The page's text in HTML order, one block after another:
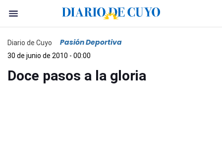
Diario de Cuyo Pasión Deportiva
30 de junio de 2010 - 00:00
Doce pasos a la gloria